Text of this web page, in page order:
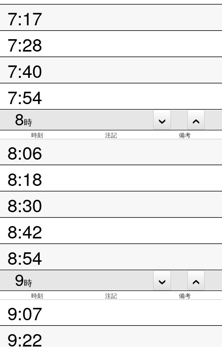
7:17
7:28
7:40
7:54
8時
時刻 注記 備考
8:06
8:18
8:30
8:42
8:54
9時
時刻 注記 備考
9:07
9:22